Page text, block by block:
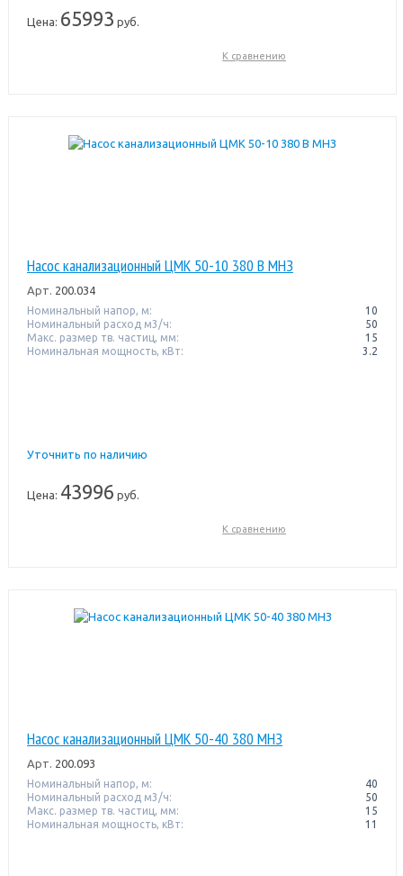
Цена: 65993 руб.
К сравнению
Насос канализационный ЦМК 50-10 380 В МНЗ
Арт. 200.034
Номинальный напор, м:
10
Номинальный расход м3/ч:
50
Макс. размер тв. частиц, мм:
15
Номинальная мощность, кВт:
3.2
Уточнить по наличию
Цена: 43996 руб.
К сравнению
Насос канализационный ЦМК 50-40 380 МНЗ
Арт. 200.093
Номинальный напор, м:
40
Номинальный расход м3/ч:
50
Макс. размер тв. частиц, мм:
15
Номинальная мощность, кВт:
11